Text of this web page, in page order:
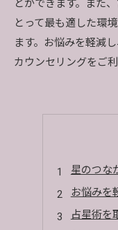
とができます。また
とって最も適した環
ます。お悩みを軽減
カウンセリングをご利
星のつな
お悩みを
占星術を